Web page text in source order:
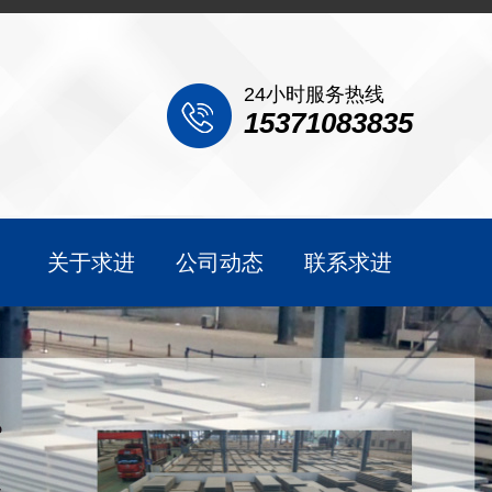
24小时服务热线
15371083835
关于求进 公司动态 联系求进